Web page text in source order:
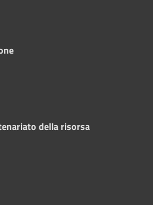
della risorsa